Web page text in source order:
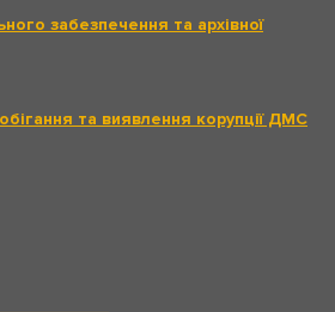
забезпечення та архівної
та виявлення корупції ДМС